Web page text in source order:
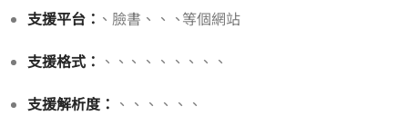
支援平台： YouTube、臉書、IG、Vimeo、TikTok 等 26 個網站
支援格式： MP4、AVI、FLV、WMV、3GP、MKV、WAV、AAC、M4A、MP3
支援解析度： 8K、4K、2K、1080p、720p、480p、360p